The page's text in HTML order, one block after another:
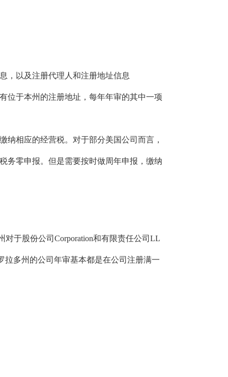
，以及注册代理人和注册地址信息
位于本州的注册地址，每年年审的其中一项
相应的经营税。对于部分美国公司而言，
务零申报。但是需要按时做周年申报，缴纳
于股份公司Corporation和有限责任公司LL
多州的公司年审基本都是在公司注册满一